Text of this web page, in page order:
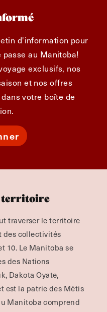
d'information pour
au Manitoba!
exclusifs, nos
et nos offres
votre boîte de
territoire
traverser le territoire
des collectivités
10. Le Manitoba se
des Nations
Dakota Oyate,
est la patrie des Métis
Manitoba comprend